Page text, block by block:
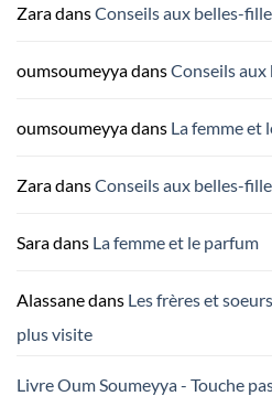
ZaradansConseils aux belles-
oumsoumeyyadansConseils aux
oumsoumeyyadans La femme et
ZaradansConseils aux belles-
Saradans La femme et le parfum
Alassanedans Les frères et
plus visite
Livre Oum Soumeyya - Touche